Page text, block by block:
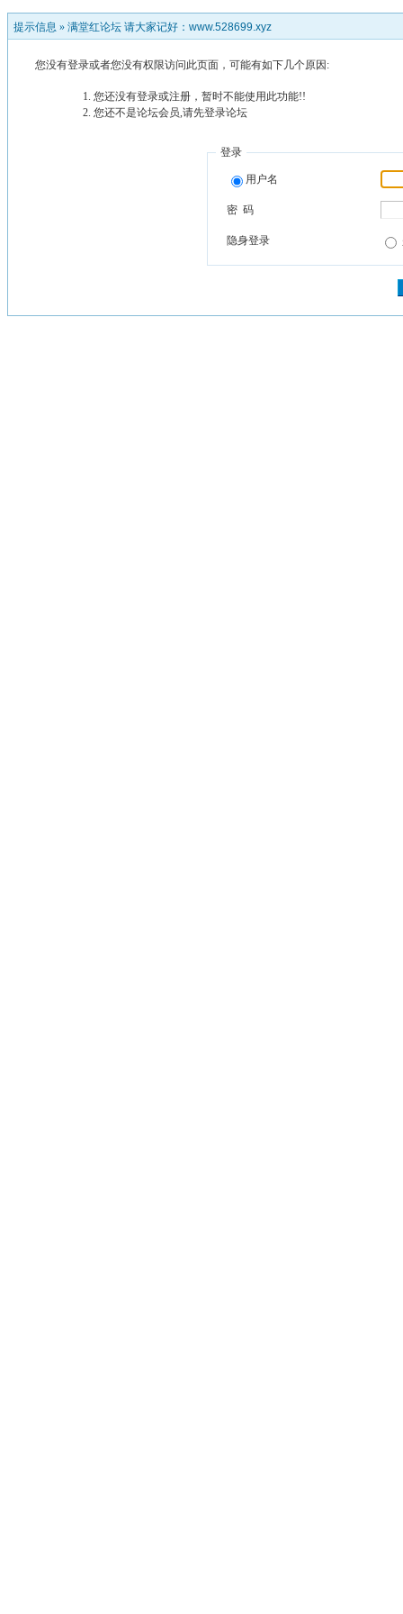
提示信息 » 满堂红论坛 请大家记好：www.528699.xyz
您没有登录或者您没有权限访问此页面，可能有如下几个原因:
您还没有登录或注册，暂时不能使用此功能!!
您还不是论坛会员,请先登录论坛
登录
用户名
密 码
隐身登录